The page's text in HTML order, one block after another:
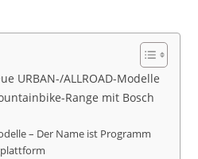
URBAN-/ALLROAD-Modelle
Range mit Bosch
– Der Name ist Programm